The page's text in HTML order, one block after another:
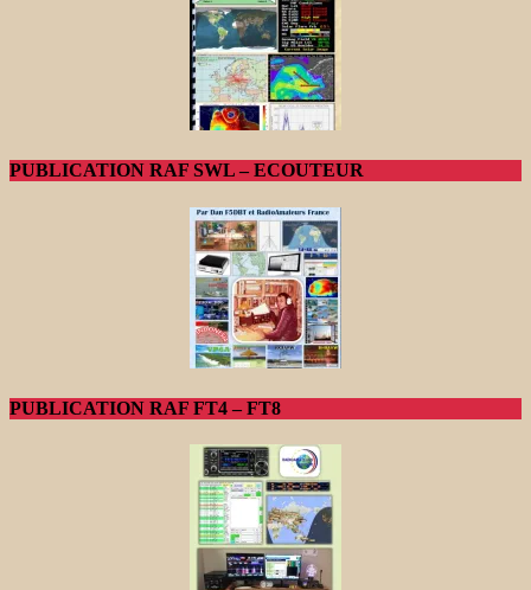
PUBLICATION RAF SWL – ECOUTEUR
PUBLICATION RAF FT4 – FT8